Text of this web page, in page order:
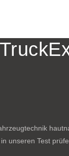
unseren Test